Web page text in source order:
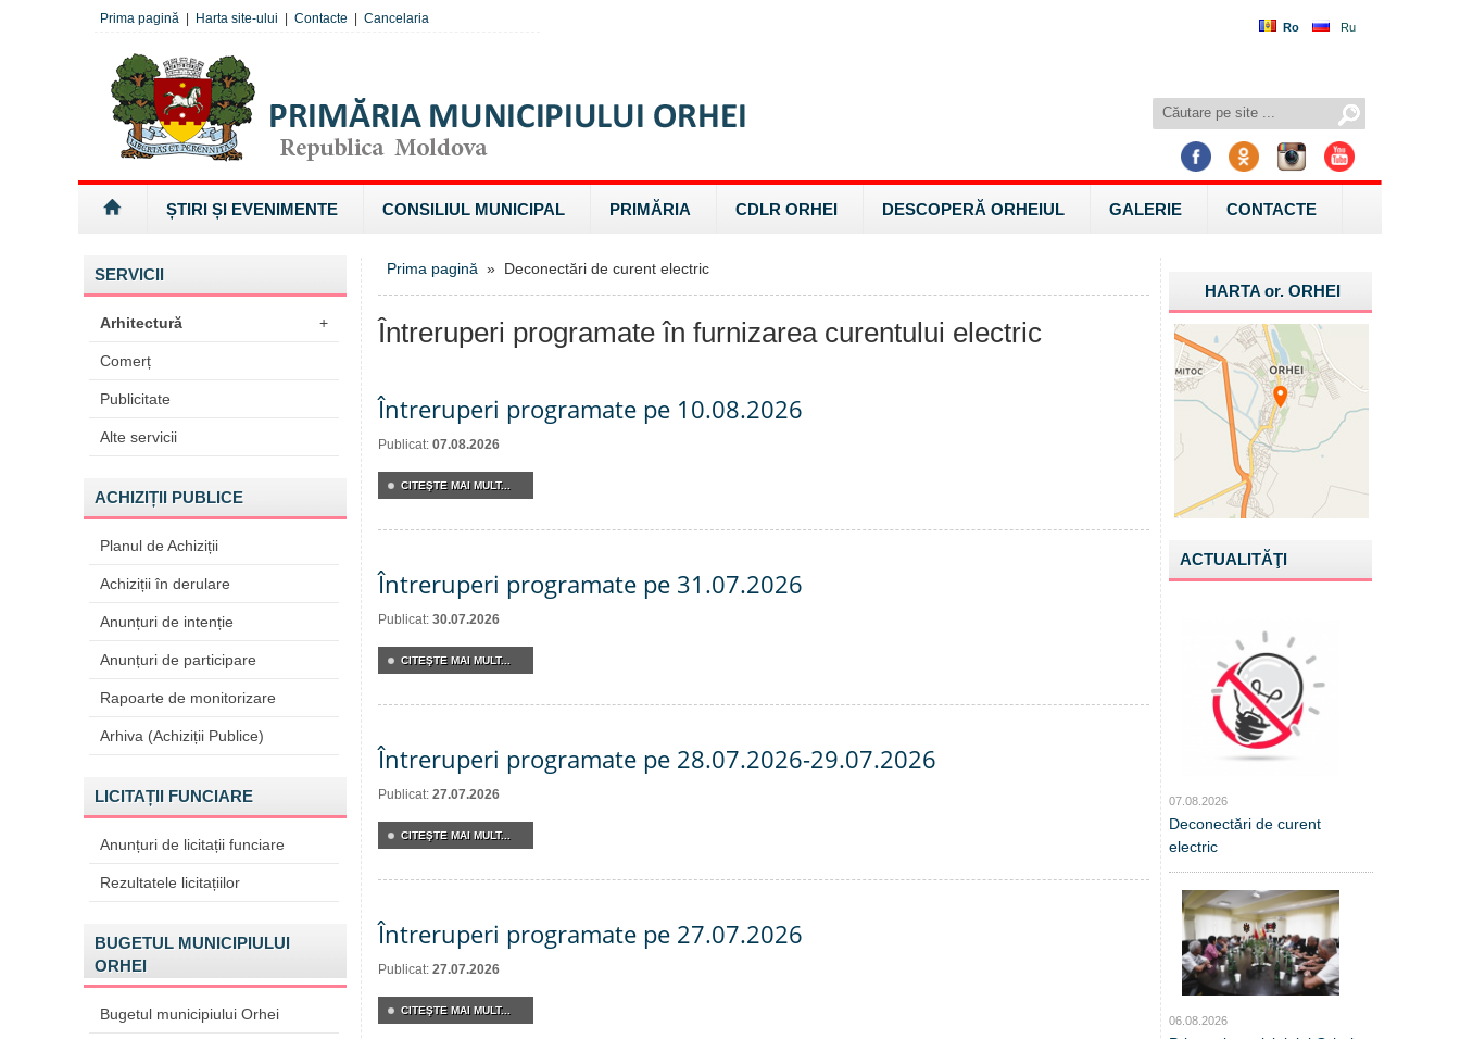
Ro Ru
Prima pagină Harta site-ului Contacte Cancelaria
ȘTIRI ȘI EVENIMENTE CONSILIUL MUNICIPAL PRIMĂRIA CDLR ORHEI DESCOPERĂ ORHEIUL GALERIE CONTACTE
SERVICII
Arhitectură +
Comerț
Publicitate
Alte servicii
ACHIZIȚII PUBLICE
Planul de Achiziții
Achiziții în derulare
Anunțuri de intenție
Anunțuri de participare
Rapoarte de monitorizare
Arhiva (Achiziții Publice)
LICITAȚII FUNCIARE
Anunțuri de licitații funciare
Rezultatele licitațiilor
BUGETUL MUNICIPIULUI
ORHEI
Bugetul municipiului Orhei
Prima pagină » Deconectări de curent electric
Întreruperi programate în furnizarea curentului electric
Întreruperi programate pe 10.08.2026
Publicat: 07.08.2026
CITEŞTE MAI MULT...
Întreruperi programate pe 31.07.2026
Publicat: 30.07.2026
CITEŞTE MAI MULT...
Întreruperi programate pe 28.07.2026-29.07.2026
Publicat: 27.07.2026
CITEŞTE MAI MULT...
Întreruperi programate pe 27.07.2026
Publicat: 27.07.2026
CITEŞTE MAI MULT...
HARTA or.ORHEI
ACTUALITĂŢI
07.08.2026
Deconectări de curent
electric
06.08.2026